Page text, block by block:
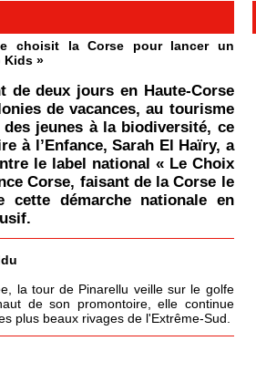
choisit la Corse pour lancer un
Kids »
de deux jours en Haute-Corse
de vacances, au tourisme
jeunes à la biodiversité, ce
à l’Enfance, Sarah El Haïry, a
le label national « Le Choix
Corse, faisant de la Corse le
démarche nationale en
la tour de Pinarellu veille sur le golfe
de son promontoire, elle continue
plus beaux rivages de l'Extrême-Sud.